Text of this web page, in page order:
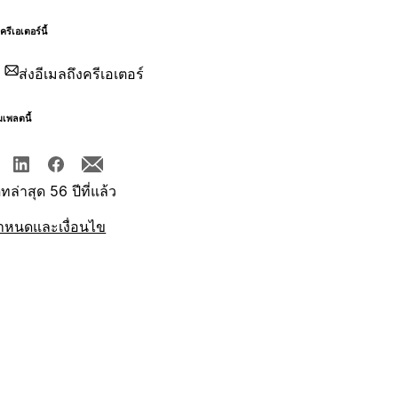
รีเอเตอร์นี้
ส่งอีเมลถึงครีเอเตอร์
เพลตนี้
ทล่าสุด 56 ปีที่แล้ว
นดและเงื่อนไข